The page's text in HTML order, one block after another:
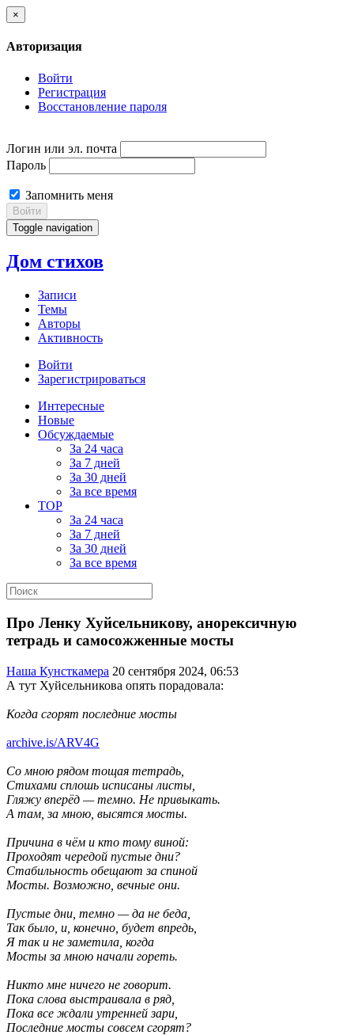
×
Авторизация
Войти
Регистрация
Восстановление пароля
Логин или эл. почта
Пароль
Запомнить меня
Войти
Toggle navigation
Дом стихов
Записи
Темы
Авторы
Активность
Войти
Зарегистрироваться
Интересные
Новые
Обсуждаемые
За 24 часа
За 7 дней
За 30 дней
За все время
TOP
За 24 часа
За 7 дней
За 30 дней
За все время
Про Ленку Хуйсельникову, анорексичную
тетрадь и самосожженные мосты
Наша Кунсткамера 20 сентября 2024, 06:53
А тут Хуйсельникова опять порадовала:
Когда сгорят последние мосты
archive.is/ARV4G
Со мною рядом тощая тетрадь,
Стихами сплошь исписаны листы,
Гляжу вперёд — темно. Не привыкать.
А там, за мною, высятся мосты.
Причина в чём и кто тому виной:
Проходят чередой пустые дни?
Стабильность обещают за спиной
Мосты. Возможно, вечные они.
Пустые дни, темно — да не беда,
Так было, и, конечно, будет впредь,
Я так и не заметила, когда
Мосты за мною начали гореть.
Никто мне ничего не говорит.
Пока слова выстраивала в ряд,
Пока все ждали утренней зари,
Последние мосты совсем сгорят?